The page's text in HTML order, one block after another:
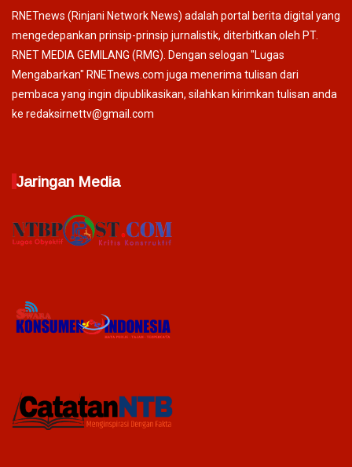
RNETnews (Rinjani Network News) adalah portal berita digital yang
mengedepankan prinsip-prinsip jurnalistik, diterbitkan oleh PT.
RNET MEDIA GEMILANG (RMG). Dengan selogan "Lugas
Mengabarkan" RNETnews.com juga menerima tulisan dari
pembaca yang ingin dipublikasikan, silahkan kirimkan tulisan anda
ke redaksirnettv@gmail.com
Jaringan Media